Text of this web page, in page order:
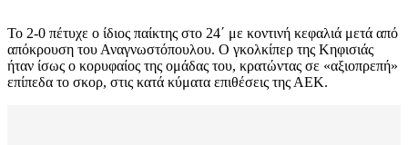
Το 2-0 πέτυχε ο ίδιος παίκτης στο 24΄ με κοντινή κεφαλιά μετά από
απόκρουση του Αναγνωστόπουλου. Ο γκολκίπερ της Κηφισιάς
ήταν ίσως ο κορυφαίος της ομάδας του, κρατώντας σε «αξιοπρεπή»
επίπεδα το σκορ, στις κατά κύματα επιθέσεις της ΑΕΚ.